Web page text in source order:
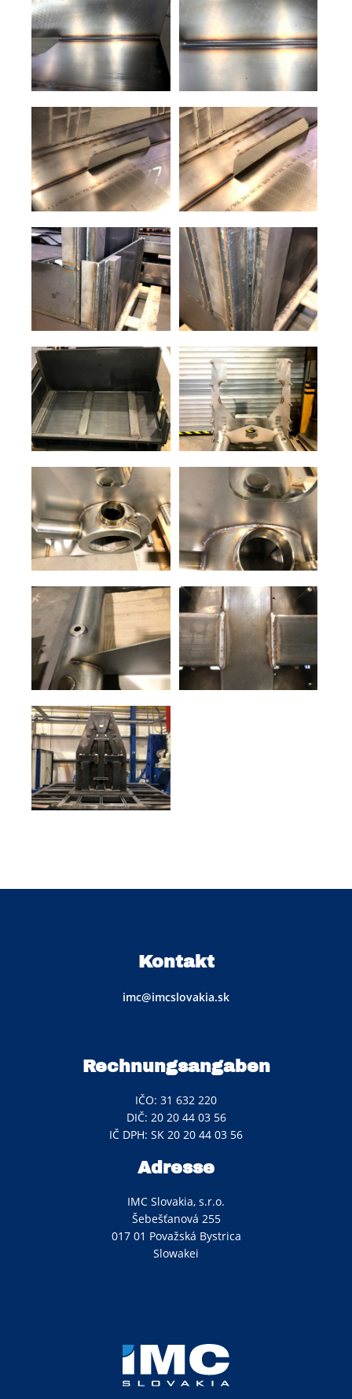
Kontakt
imc@imcslovakia.sk
Rechnungsangaben
IČO: 31 632 220
DIČ: 20 20 44 03 56
IČ DPH: SK 20 20 44 03 56
Adresse
IMC Slovakia, s.r.o.
Šebešťanová 255
017 01 Považská Bystrica
Slowakei